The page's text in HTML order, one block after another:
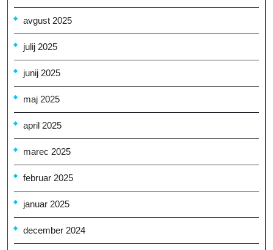
avgust 2025
julij 2025
junij 2025
maj 2025
april 2025
marec 2025
februar 2025
januar 2025
december 2024